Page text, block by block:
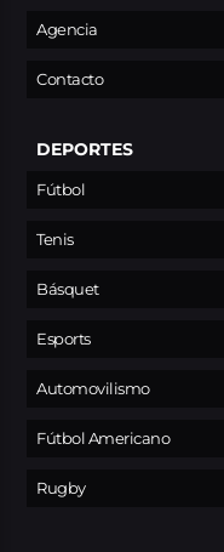
Agencia
Contacto
DEPORTES
Fútbol
Tenis
Básquet
Esports
Automovilismo
Fútbol Americano
Rugby